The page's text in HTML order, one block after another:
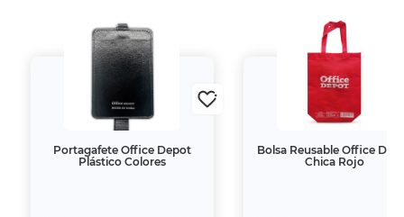
Portagafete Office Depot
Plástico Colores
Bolsa Reusable Office
Chica Rojo